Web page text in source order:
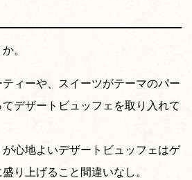
。
ィーや、スイーツがテーマのパー
デザートビュッフェを取り入れて
心地よいデザートビュッフェはゲ
り上げること間違いなし。